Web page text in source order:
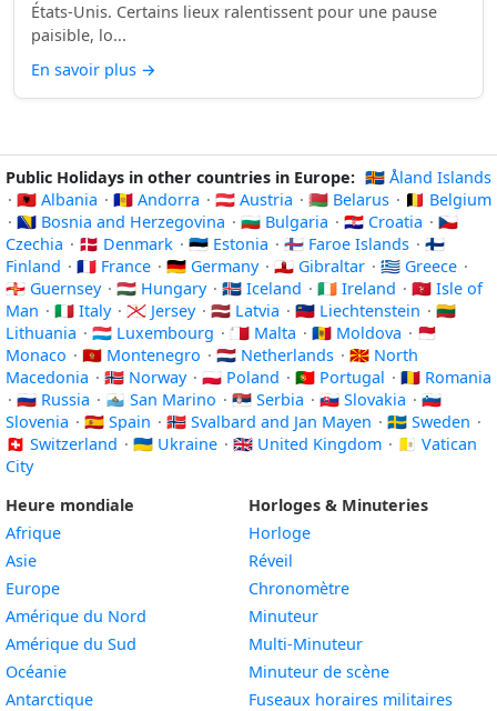
États-Unis. Certains lieux ralentissent pour une pause
paisible, lo...
En savoir plus →
Public Holidays in other countries in Europe: 🇦🇽 Åland Islands
· 🇦🇱 Albania · 🇦🇩 Andorra · 🇦🇹 Austria · 🇧🇾 Belarus · 🇧🇪 Belgium
· 🇧🇦 Bosnia and Herzegovina · 🇧🇬 Bulgaria · 🇭🇷 Croatia · 🇨🇿
Czechia · 🇩🇰 Denmark · 🇪🇪 Estonia · 🇫🇴 Faroe Islands · 🇫🇮
Finland · 🇫🇷 France · 🇩🇪 Germany · 🇬🇮 Gibraltar · 🇬🇷 Greece ·
🇬🇬 Guernsey · 🇭🇺 Hungary · 🇮🇸 Iceland · 🇮🇪 Ireland · 🇮🇲 Isle of
Man · 🇮🇹 Italy · 🇯🇪 Jersey · 🇱🇻 Latvia · 🇱🇮 Liechtenstein · 🇱🇹
Lithuania · 🇱🇺 Luxembourg · 🇲🇹 Malta · 🇲🇩 Moldova · 🇲🇨
Monaco · 🇲🇪 Montenegro · 🇳🇱 Netherlands · 🇲🇰 North
Macedonia · 🇳🇴 Norway · 🇵🇱 Poland · 🇵🇹 Portugal · 🇷🇴 Romania
· 🇷🇺 Russia · 🇸🇲 San Marino · 🇷🇸 Serbia · 🇸🇰 Slovakia · 🇸🇮
Slovenia · 🇪🇸 Spain · 🇸🇯 Svalbard and Jan Mayen · 🇸🇪 Sweden ·
🇨🇭 Switzerland · 🇺🇦 Ukraine · 🇬🇧 United Kingdom · 🇻🇦 Vatican
City
Heure mondiale
Afrique
Asie
Europe
Amérique du Nord
Amérique du Sud
Océanie
Antarctique
Horloges & Minuteries
Horloge
Réveil
Chronomètre
Minuteur
Multi-Minuteur
Minuteur de scène
Fuseaux horaires militaires